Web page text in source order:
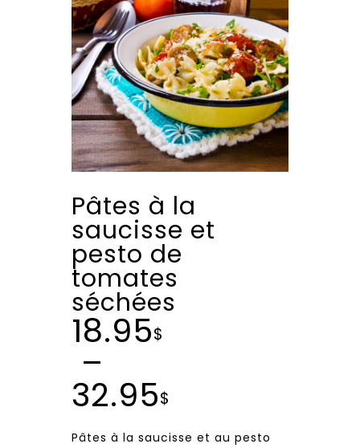
Pâtes à la
saucisse et
pesto de
tomates
séchées
18.95$
–
32.95$
Plage
Pâtes à la saucisse et au pesto